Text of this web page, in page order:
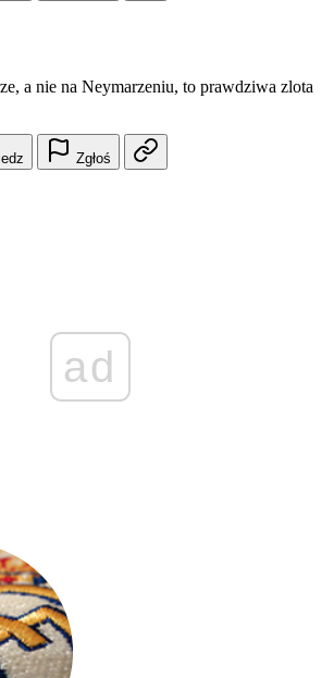
a nie na Neymarzeniu, to prawdziwa zlota
Zgłoś
ad